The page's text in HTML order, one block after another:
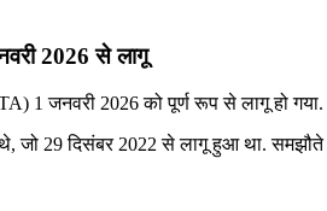
2026 से लागू
1 जनवरी 2026 को पूर्ण रूप से लागू हो
जो 29 दिसंबर 2022 से लागू हुआ था.